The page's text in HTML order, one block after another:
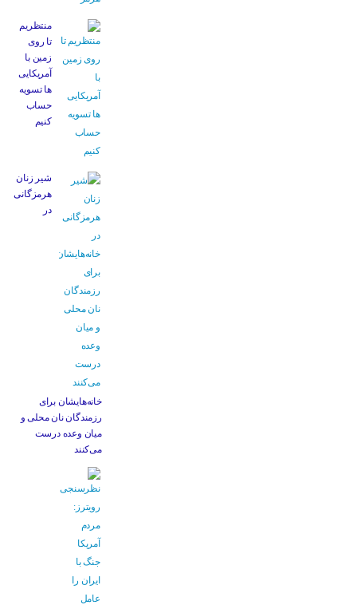
منتظریم
تا روی
زمین با
آمریکایی
ها تسویه
حساب
کنیم
شیر زنان
هرمزگانی
در
خانه‌هایشان برای
رزمندگان نان محلی و
میان وعده درست
می‌کنند